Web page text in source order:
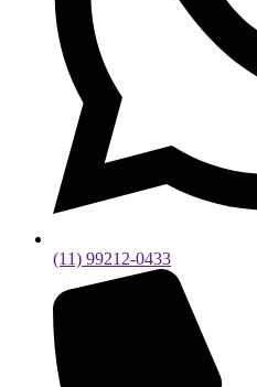
(11) 99212-0433